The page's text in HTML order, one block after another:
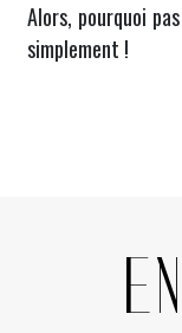
Alors, pourquoi
simplement !